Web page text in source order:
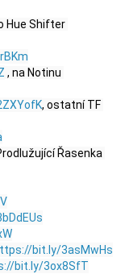
Hue Shifter
, na Notinu
, ostatní TF
Řasenka
bit.ly/3asMwHs
bit.ly/3ox8SfT